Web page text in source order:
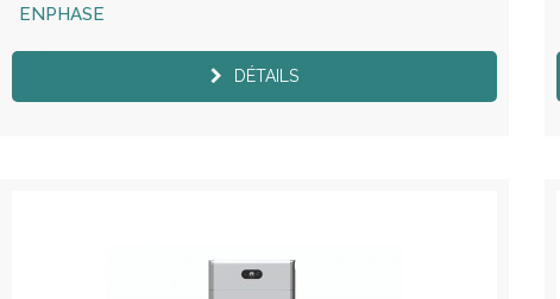
ENPHASE
DÉTAILS